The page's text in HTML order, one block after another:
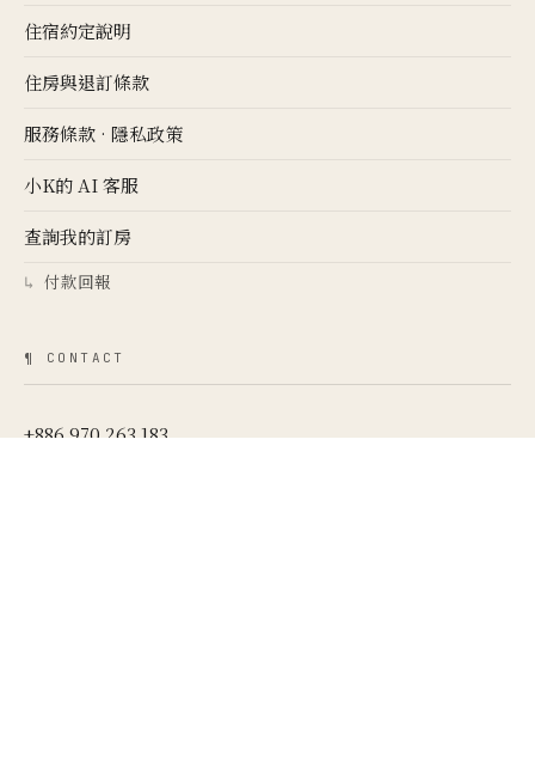
住宿約定說明
住房與退訂條款
服務條款 · 隱私政策
小K的 AI 客服
查詢我的訂房
↳ 付款回報
¶ CONTACT
+886 970 263 183